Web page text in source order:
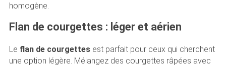
homogène.
Flan de courgettes : léger et aérien
Le flan de courgettesest parfait pour ceux qui cherchent
une option légère. Mélangez des courgettes râpées avec